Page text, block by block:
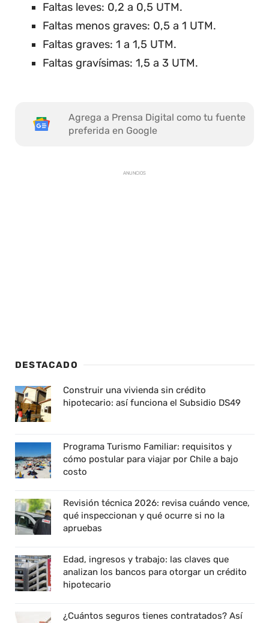
Faltas leves: 0,2 a 0,5 UTM.
Faltas menos graves: 0,5 a 1 UTM.
Faltas graves: 1 a 1,5 UTM.
Faltas gravísimas: 1,5 a 3 UTM.
Agrega a Prensa Digital como tu fuente
preferida en Google
ANUNCIOS
DESTACADO
Construir una vivienda sin crédito
hipotecario: así funciona el Subsidio DS49
Programa Turismo Familiar: requisitos y
cómo postular para viajar por Chile a bajo
costo
Revisión técnica 2026: revisa cuándo vence,
qué inspeccionan y qué ocurre si no la
apruebas
Edad, ingresos y trabajo: las claves que
analizan los bancos para otorgar un crédito
hipotecario
¿Cuántos seguros tienes contratados? Así